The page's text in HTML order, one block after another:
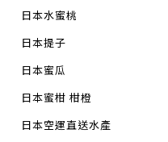
日本水蜜桃
日本提子
日本蜜瓜
日本蜜柑 柑橙
日本空運直送水產